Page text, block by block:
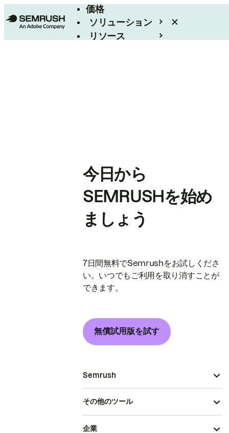
価格
ソリューション
リソース
今日から
SEMRUSHを始め
ましょう
7日間無料でSemrushをお試しくださ
い。いつでもご利用を取り消すことが
できます。
無償試用版を試す
Semrush
その他のツール
企業